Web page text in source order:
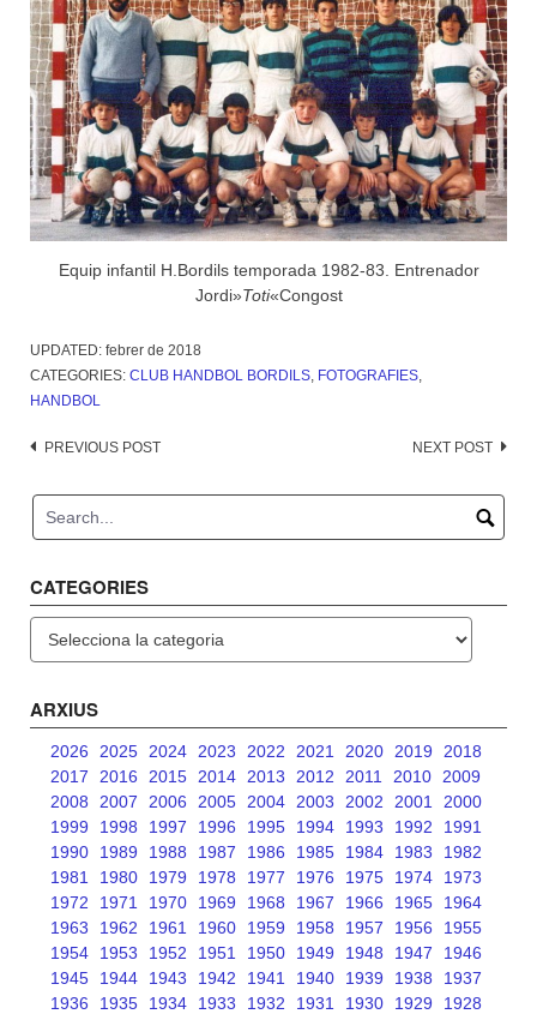
Equip infantil H.Bordils temporada 1982-83. Entrenador
Jordi»Toti«Congost
UPDATED: febrer de 2018
CATEGORIES: CLUB HANDBOL BORDILS, FOTOGRAFIES,
HANDBOL
Post
PREVIOUS POST NEXT POST
CATEGORIES
ARXIUS
2026 2025 2024 2023 2022 2021 2020 2019
2018
2017
2016 2015 2014 2013 2012 2011 2010
2009
2008
2007 2006 2005 2004 2003 2002 2001
2000
1999
1998 1997 1996 1995 1994 1993 1992
1991
1990
1989 1988 1987 1986 1985 1984 1983
1982
1981
1980 1979 1978 1977 1976 1975 1974
1973
1972
1971 1970 1969 1968 1967 1966 1965
1964
1963
1962 1961 1960 1959 1958 1957 1956
1955
1954
1953 1952 1951 1950 1949 1948 1947
1946
1945
1944 1943 1942 1941 1940 1939 1938
1937
1936
1935 1934 1933 1932 1931 1930 1929
1928